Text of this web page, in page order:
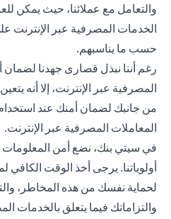
والتعامل مع عملائنا، حيث يمكن
حسب ما يناسبهم.
رغم أننا نبذل قصارى جهدنا لضمان
المصرفية عبر الإنترنت، إلا أنه
من جانبك لضمان أمنك عند استخدام
المعاملات المصرفية عبر الإنترنت.
في سيتي بنك، نضع أمن المعلومات
أولوياتنا. يرجى أخذ الوقت الكافي
لحماية نفسك من هذه المخاطر،
والتزاماتك فيما يتعلق بالخدمات